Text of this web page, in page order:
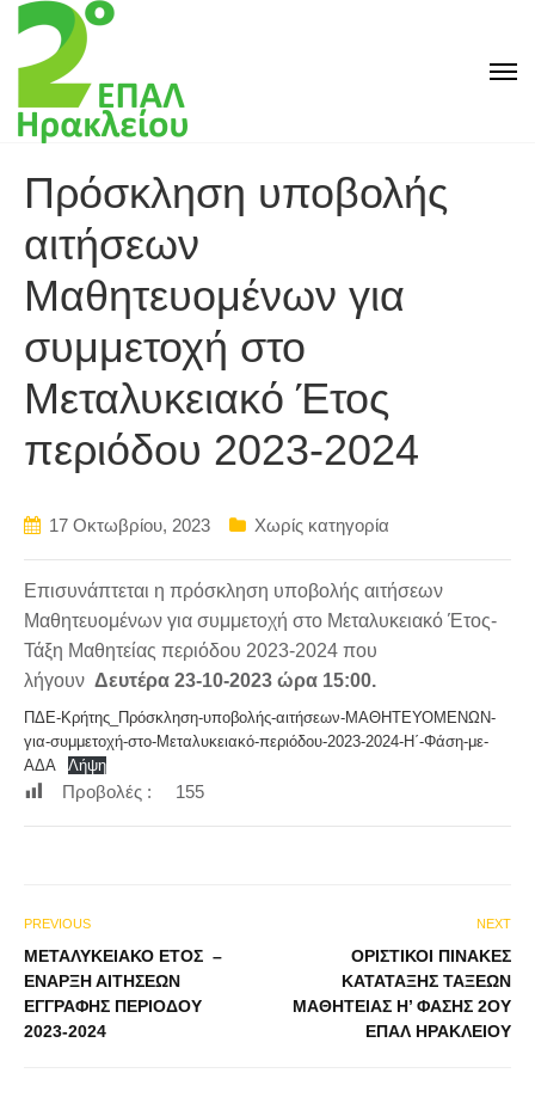
Πρόσκληση υποβολής
αιτήσεων
Μαθητευομένων για
συμμετοχή στο
Μεταλυκειακό Έτος
περιόδου 2023-2024
17 Οκτωβρίου, 2023 Χωρίς κατηγορία
Επισυνάπτεται η πρόσκληση υποβολής αιτήσεων
Μαθητευομένων για συμμετοχή στο Μεταλυκειακό Έτος-
Τάξη Μαθητείας περιόδου 2023-2024 που
λήγουν Δευτέρα 23-10-2023 ώρα 15:00.
ΠΔΕ-Κρήτης_Πρόσκληση-υποβολής-αιτήσεων-ΜΑΘΗΤΕΥΟΜΕΝΩΝ-
για-συμμετοχή-στο-Μεταλυκειακό-περιόδου-2023-2024-Η΄-Φάση-με-
ΑΔΑ
Λήψη
Προβολές : 155
PREVIOUS
ΜΕΤΑΛΥΚΕΙΑΚΟ ΕΤΟΣ –
ΈΝΑΡΞΗ ΑΙΤΉΣΕΩΝ
ΕΓΓΡΑΦΉΣ ΠΕΡΙΌΔΟΥ
2023-2024
NEXT
ΟΡΙΣΤΙΚΟΙ ΠΙΝΑΚΕΣ
ΚΑΤΑΤΑΞΗΣ ΤΑΞΕΩΝ
ΜΑΘΗΤΕΙΑΣ Η’ ΦΑΣΗΣ 2ΟΥ
ΕΠΑΛ ΗΡΑΚΛΕΙΟΥ